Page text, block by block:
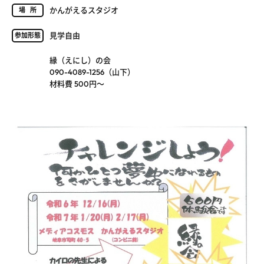
場所 かんがえるスタジオ
参加形態 見学自由
縁（えにし）の会
090-4089-1256（山下）
材料費 500円～